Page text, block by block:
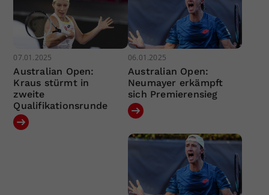
07.01.2025
Australian Open:
Kraus stürmt in
zweite
Qualifikationsrunde
06.01.2025
Australian Open:
Neumayer erkämpft
sich Premierensieg